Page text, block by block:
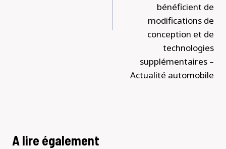
bénéficient de
modifications de
conception et de
technologies
supplémentaires –
Actualité automobile
A lire également